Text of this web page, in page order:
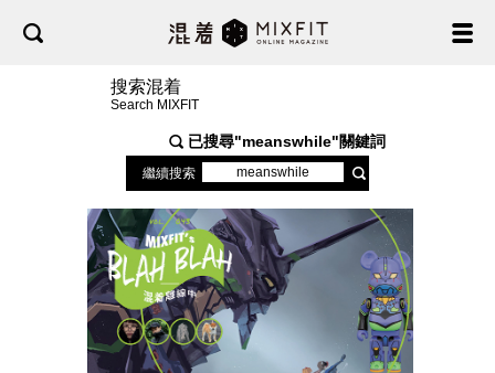
搜索混着
Search MIXFIT
已搜尋"meanswhile"關鍵詞
繼續搜索